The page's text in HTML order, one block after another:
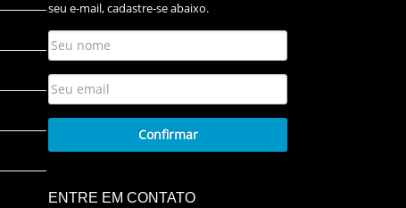
seu e-mail, cadastre-se abaixo.
ENTRE EM CONTATO